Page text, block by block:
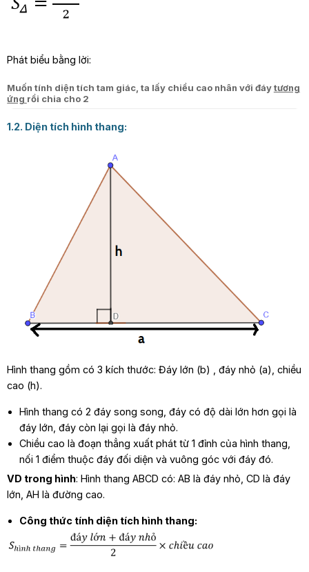
Phát biểu bằng lời:
Muốn tính diện tích tam giác, ta lấy chiều cao nhân với đáytương
ứng rồi chia cho 2
1.2. Diện tích hình thang:
Hình thang gồm có 3 kích thước: Đáy lớn (b) , đáy nhỏ (a), chiều
cao (h).
Hình thang có 2 đáy song song, đáy có độ dài lớn hơn gọi là
đáy lớn, đáy còn lại gọi là đáy nhỏ.
Chiều cao là đoạn thẳng xuất phát từ 1 đỉnh của hình thang,
nối 1 điểm thuộc đáy đối diện và vuông góc với đáy đó.
VD trong hình: Hình thang ABCD có: AB là đáy nhỏ, CD là đáy
lớn, AH là đường cao.
Công thức tính diện tích hình thang: